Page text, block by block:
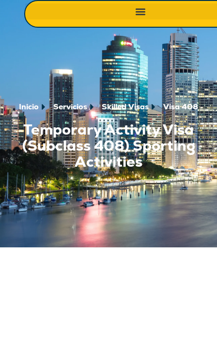
Inicio Servicios Skilled Visas Visa 408
Temporary Activity Visa
(Subclass 408) Sporting
Activities